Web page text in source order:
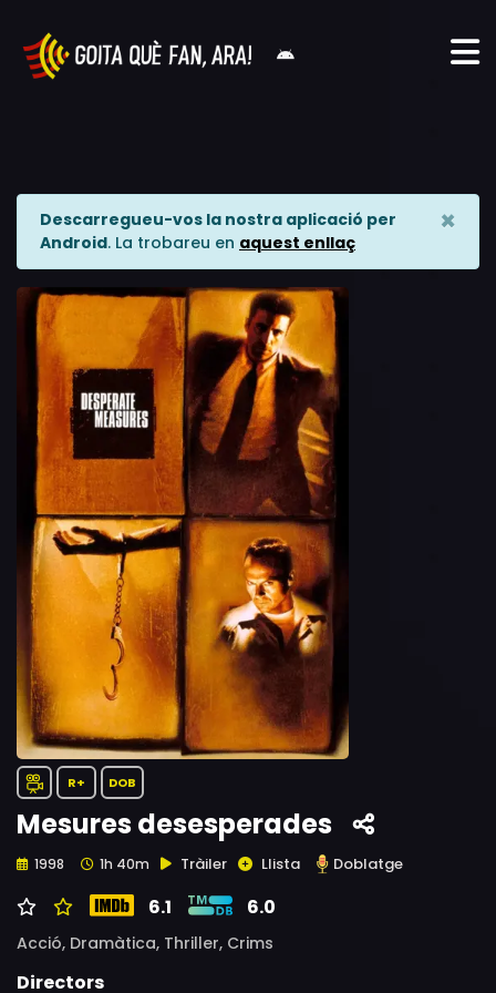
Descarregueu-vos la nostra aplicació per
Android. La trobareu en aquest enllaç
×
R+ DOB
Mesures desesperades
1998 1h 40m Tràiler Llista Doblatge
6.1 6.0
Acció, Dramàtica, Thriller, Crims
Directors